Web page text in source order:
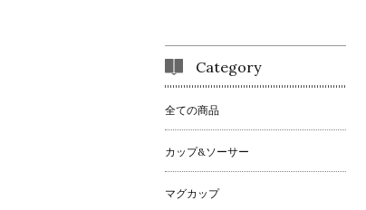
Category
全ての商品
カップ&ソーサー
マグカップ